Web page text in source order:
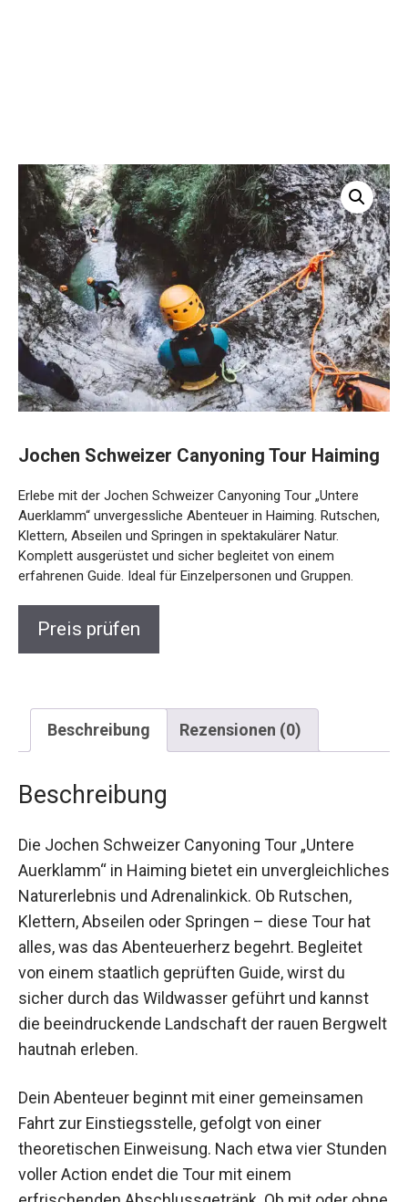
Jochen Schweizer Canyoning Tour
Haiming
Erlebe mit der Jochen Schweizer Canyoning Tour „Untere
Auerklamm“ unvergessliche Abenteuer in Haiming.
Rutschen, Klettern, Abseilen und Springen in spektakulärer
Natur. Komplett ausgerüstet und sicher begleitet von einem
erfahrenen Guide. Ideal für Einzelpersonen und Gruppen.
Preis prüfen
Beschreibung Rezensionen (0)
Beschreibung
Die Jochen Schweizer Canyoning Tour „Untere
Auerklamm“ in Haiming bietet ein
Adrenalinkick. Ob Rutschen, Klettern, Abseilen
oder Springen – diese Tour hat alles, was das
Abenteuerherz begehrt. Begleitet von einem
staatlich geprüften Guide, wirst du sicher durch
hautnah erleben.
Dein Abenteuer beginnt mit einer gemeinsamen
Fahrt zur Einstiegsstelle, gefolgt von einer